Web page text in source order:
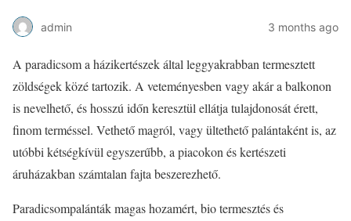
admin 3 months ago
A paradicsom a házikertészek által leggyakrabban termesztett
zöldségek közé tartozik. A veteményesben vagy akár a balkonon
is nevelhető, és hosszú időn keresztül ellátja tulajdonosát érett,
finom terméssel. Vethető magról, vagy ültethető palántaként is, az
utóbbi kétségkívül egyszerűbb, a piacokon és kertészeti
áruházakban számtalan fajta beszerezhető.
Paradicsompalánták magas hozamért, bio termesztés és